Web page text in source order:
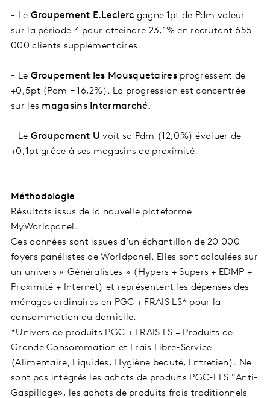
- Le Groupement E.Leclerc gagne 1pt de Pdm valeur
sur la période 4 pour atteindre 23,1% en recrutant 655
000 clients supplémentaires.
- Le Groupement les Mousquetaires progressent de
+0,5pt (Pdm = 16,2%). La progression est concentrée
sur les magasins Intermarché.
- Le Groupement Uvoit sa Pdm (12,0%) évoluer de
+0,1pt grâce à ses magasins de proximité.
Méthodologie
Résultats issus de la nouvelle plateforme
MyWorldpanel.
Ces données sont issues d’un échantillon de 20 000
foyers panélistes de Worldpanel. Elles sont calculées sur
un univers « Généralistes » (Hypers + Supers + EDMP +
Proximité + Internet) et représentent les dépenses des
ménages ordinaires en PGC + FRAIS LS* pour la
consommation au domicile.
*Univers de produits PGC + FRAIS LS = Produits de
Grande Consommation et Frais Libre-Service
(Alimentaire, Liquides, Hygiène beauté, Entretien). Ne
sont pas intégrés les achats de produits PGC-FLS "Anti-
Gaspillage», les achats de produits frais traditionnels